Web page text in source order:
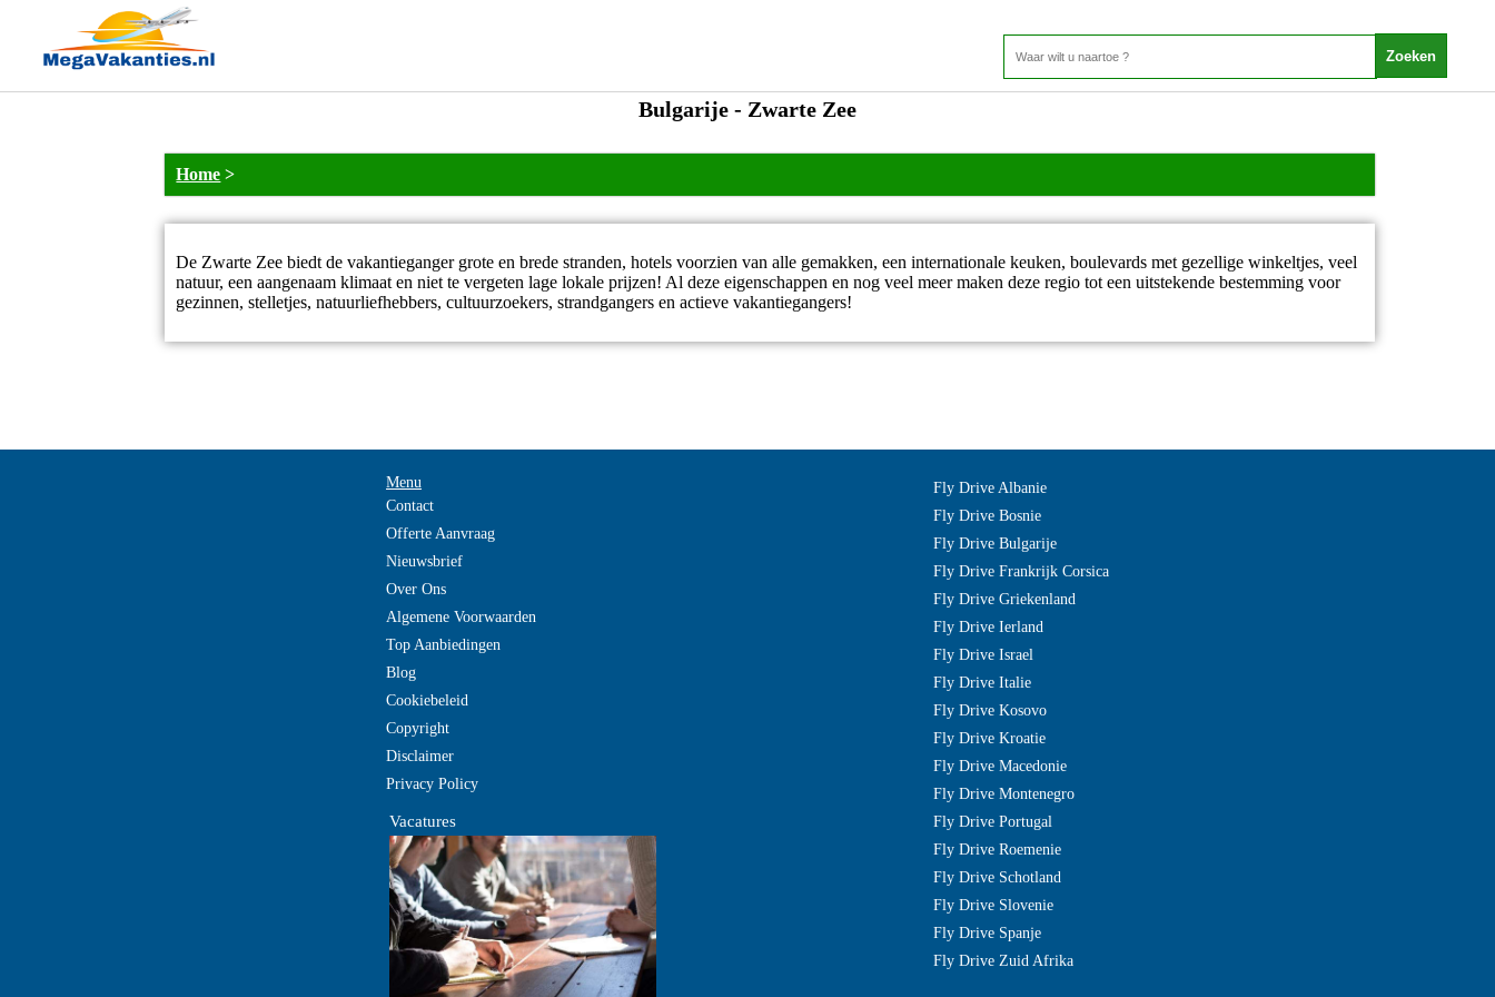
Bulgarije - Zwarte Zee
Home >
De Zwarte Zee biedt de vakantieganger grote en brede stranden, hotels voorzien van alle gemakken, een internationale keuken, boulevards met gezellige winkeltjes, veel
natuur, een aangenaam klimaat en niet te vergeten lage lokale prijzen! Al deze eigenschappen en nog veel meer maken deze regio tot een uitstekende bestemming voor
gezinnen, stelletjes, natuurliefhebbers, cultuurzoekers, strandgangers en actieve vakantiegangers!
Menu
Contact
Offerte Aanvraag
Nieuwsbrief
Over Ons
Algemene Voorwaarden
Top Aanbiedingen
Blog
Cookiebeleid
Copyright
Disclaimer
Privacy Policy
Vacatures
Fly Drive Albanie
Fly Drive Bosnie
Fly Drive Bulgarije
Fly Drive Frankrijk Corsica
Fly Drive Griekenland
Fly Drive Ierland
Fly Drive Israel
Fly Drive Italie
Fly Drive Kosovo
Fly Drive Kroatie
Fly Drive Macedonie
Fly Drive Montenegro
Fly Drive Portugal
Fly Drive Roemenie
Fly Drive Schotland
Fly Drive Slovenie
Fly Drive Spanje
Fly Drive Zuid Afrika